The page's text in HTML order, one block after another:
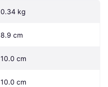
0.34 kg
8.9 cm
10.0 cm
10.0 cm